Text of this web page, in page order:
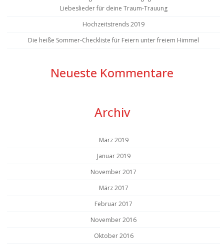
Liebeslieder für deine Traum-Trauung
Hochzeitstrends 2019
Die heiße Sommer-Checkliste für Feiern unter freiem Himmel
Neueste Kommentare
Archiv
März 2019
Januar 2019
November 2017
März 2017
Februar 2017
November 2016
Oktober 2016